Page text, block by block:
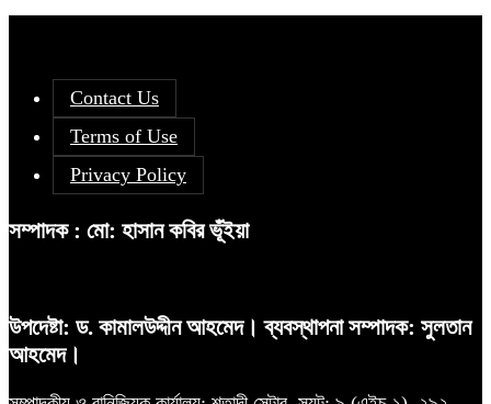
Contact Us
Terms of Use
Privacy Policy
সম্পাদক : মো: হাসান কবির ভূঁইয়া
উপদেষ্টা: ড. কামালউদ্দীন আহমেদ। ব্যবস্থাপনা সম্পাদক: সুলতান
আহমেদ।